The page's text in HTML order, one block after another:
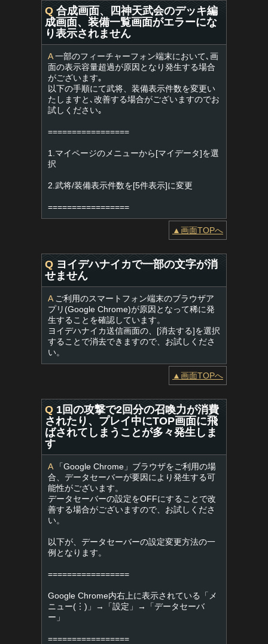
Q 合成画面、四神天武会のデッキ編
成画面、装備一覧画面がエラーにな
り表示されません
A一部のフィーチャーフォン端末において､画
面の表示容量超過が原因となり発生する場合
がございます｡
以下の手順にて武将、装備表示件数を変更い
たしますと､改善する場合がございますのでお
試しください｡
=================
1.マイページのメニューから[マイデータ]を選
択
2.武将/装備表示件数を[5件表示]に変更
=================
▲画面TOPへ
Q ヨイデハナイカで一部の文字が消
せません
Aご利用のスマートフォン端末のブラウザア
プリ(Google Chrome)が原因となって稀に発
生することを確認しています。
ヨイデハナイカ送信画面の、[消去する]を選択
することで消去できますので、お試しくださ
い。
▲画面TOPへ
Q 1回の攻撃で2回分の召喚力が消費
されたり、プレイ中にTOP画面に飛
ばされてしまうことが多々発生しま
す
A「Google Chrome」ブラウザをご利用の場
合、データセーバーが要因により発生する可
能性がございます。
データセーバーの設定をOFFにすることで改
善する場合がございますので、お試しくださ
い。
以下が、データセーバーの設定変更方法の一
例となります。
=================
Google Chrome内右上に表示されている「メ
ニュー(︙)」→「設定」→「データセーバ
ー」
=================